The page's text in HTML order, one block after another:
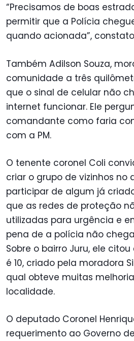
“Precisamos de boas
permitir que a Polícia
quando acionada”,
Também Adilson Souza,
comunidade a três
que o sinal de celular não
internet funcionar. Ele
comandante como faria
com a PM.
O tenente coronel Coli
criar o grupo de vizinhos no
participar de algum já
que as redes de proteção
utilizadas para urgência e
pena de a polícia não
Sobre o bairro Juru, ele
é 10, criado pela moradora
qual obteve muitas
localidade.
O deputado Coronel
requerimento ao Governo